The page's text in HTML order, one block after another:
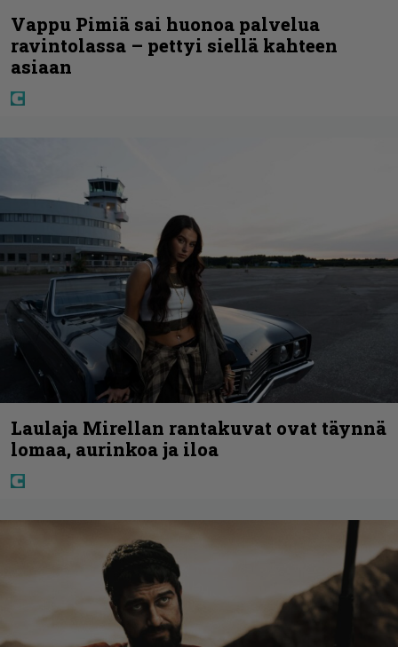
Vappu Pimiä sai huonoa palvelua
ravintolassa – pettyi siellä kahteen
asiaan
Laulaja Mirellan rantakuvat ovat täynnä
lomaa, aurinkoa ja iloa